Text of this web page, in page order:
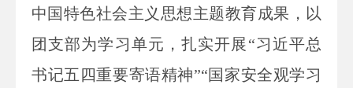
中国特色社会主义思想主题教育成果，以
团支部为学习单元，扎实开展“习近平总
书记五四重要寄语精神”“国家安全观学习